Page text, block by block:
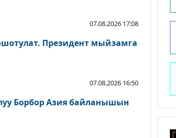
07.08.2026 17:08
Президент мыйзамга
07.08.2026 16:50
Борбор Азия байланышын